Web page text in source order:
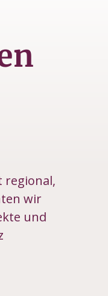
regional,
wir
und